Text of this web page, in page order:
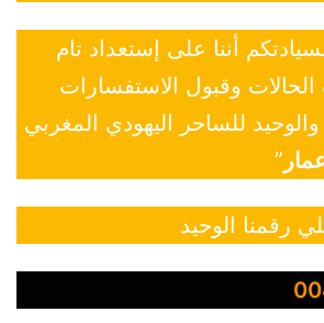
أننا على إستعداد تام
وقبول الاستفسارات
للساحر اليهودي المغربي
”
رقمنا الوحيد